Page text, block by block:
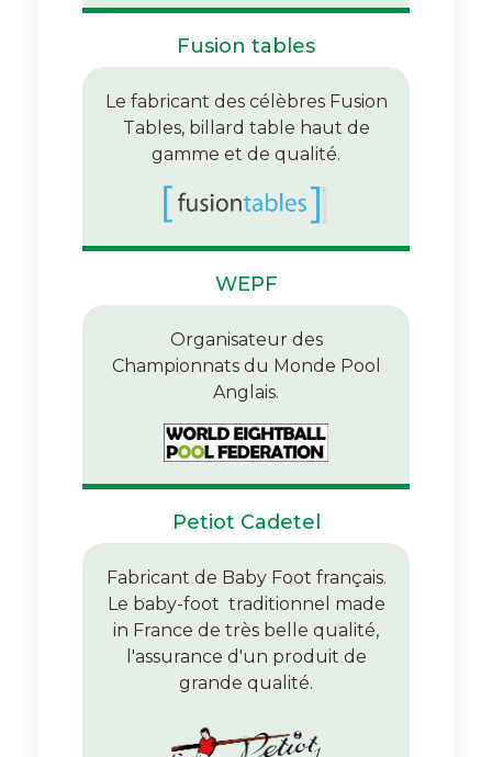
Fusion tables
Le fabricant des célèbres Fusion
Tables, billard table haut de
gamme et de qualité.
WEPF
Organisateur des
Championnats du Monde Pool
Anglais.
Petiot Cadetel
Fabricant de Baby Foot français.
Le baby-foot traditionnel made
in France de très belle qualité,
l'assurance d'un produit de
grande qualité.